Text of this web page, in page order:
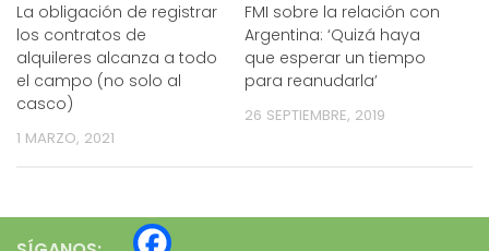
La obligación de registrar
los contratos de
alquileres alcanza a todo
el campo (no solo al
casco)
1 MARZO, 2021
FMI sobre la relación con
Argentina: ‘Quizá haya
que esperar un tiempo
para reanudarla’
26 SEPTIEMBRE, 2019